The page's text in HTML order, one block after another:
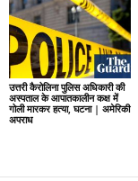
उत्तरी कैरोलिना पुलिस अधिकारी की
अस्पताल के आपातकालीन कक्ष में
गोली मारकर हत्या, घटना | अमेरिकी
अपराध